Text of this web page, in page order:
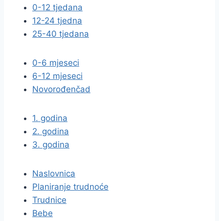
0-12 tjedana
12-24 tjedna
25-40 tjedana
0-6 mjeseci
6-12 mjeseci
Novorođenčad
1. godina
2. godina
3. godina
Naslovnica
Planiranje trudnoće
Trudnice
Bebe